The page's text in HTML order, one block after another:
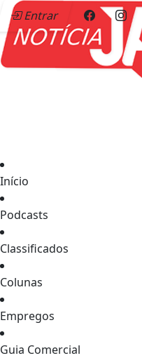
Entrar
Início
Podcasts
Classificados
Colunas
Empregos
Guia Comercial